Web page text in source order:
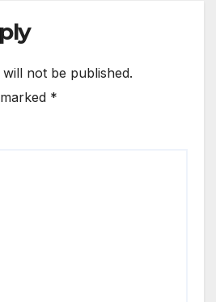
not be published.
*